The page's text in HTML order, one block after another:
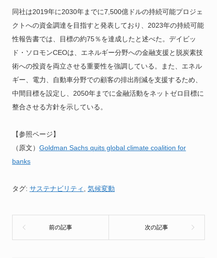
同社は2019年に2030年までに7,500億ドルの持続可能プロジェ
クトへの資金調達を目指すと発表しており、2023年の持続可能
性報告書では、目標の約75％を達成したと述べた。デイビッ
ド・ソロモンCEOは、エネルギー分野への金融支援と脱炭素技
術への投資を両立させる重要性を強調している。また、エネル
ギー、電力、自動車分野での顧客の排出削減を支援するため、
中間目標を設定し、2050年までに金融活動をネットゼロ目標に
整合させる方針を示している。
【参照ページ】
（原文） Goldman Sachs quits global climate coalition for
banks
タグ: サステナビリティ 気候変動